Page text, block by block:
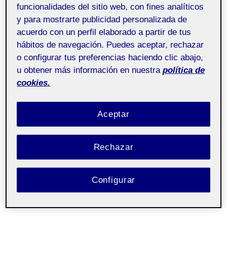
Pública
¡Hola, clase!
Dejo por aquí el PDF final de la fase 2 de esta PEC. ¡Un
saludo!
funcionalidades del sitio web, con fines analíticos
y para mostrarte publicidad personalizada de
acuerdo con un perfil elaborado a partir de tus
hábitos de navegación. Puedes aceptar, rechazar
o configurar tus preferencias haciendo clic abajo,
u obtener más información en nuestra política de
cookies.
Rechazar
Aceptar
Configurar